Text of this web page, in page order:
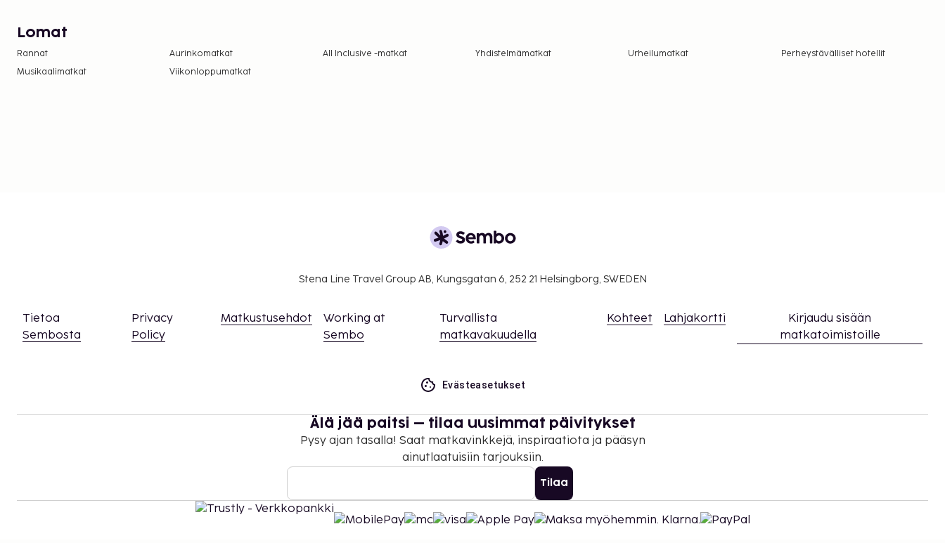
Lomat
Rannat Aurinkomatkat All Inclusive -matkat Yhdistelmämatkat Urheilumatkat
Perheystävälliset hotellit
Musikaalimatkat
Viikonloppumatkat
Stena Line Travel Group AB, Kungsgatan 6, 252 21 Helsingborg, SWEDEN
Tietoa
Sembosta
Privacy
Policy
Matkustusehdot
Working at
Sembo
Turvallista
matkavakuudella
Kohteet Lahjakortti
Kirjaudu sisään
matkatoimistoille
Evästeasetukset
Älä jää paitsi – tilaa uusimmat päivitykset
Pysy ajan tasalla! Saat matkavinkkejä, inspiraatiota ja pääsyn
ainutlaatuisiin tarjouksiin.
Tilaa